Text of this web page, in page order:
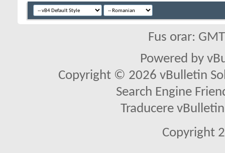
Fus orar:
Powered by
Copyright © 2026 vBulletin
Search Engine
Traducere
Copyright